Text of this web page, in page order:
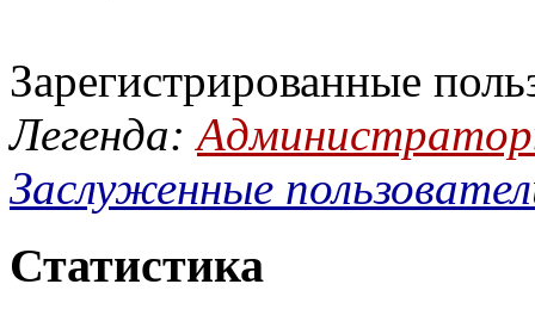
Зарегистрированные
Легенда:
Заслуженные
Статистика